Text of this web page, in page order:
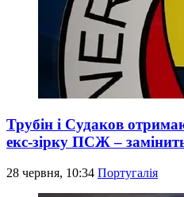
Трубін і Судаков
екс-зірку ПСЖ –
28 червня, 10:34 Португалія